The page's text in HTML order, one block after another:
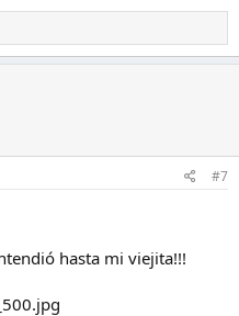
#7
hasta mi viejita!!!